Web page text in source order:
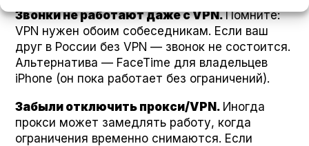
Звонки не работают даже с VPN.Помните:
VPN нужен обоим собеседникам. Если ваш
друг в России без VPN — звонок не состоится.
Альтернатива — Face­Time для владельцев
iPhone (он пока работает без ограничений).
Забыли отключить прокси/VPN. Иногда
прокси может замедлять работу, когда
ограничения временно снимаются. Если